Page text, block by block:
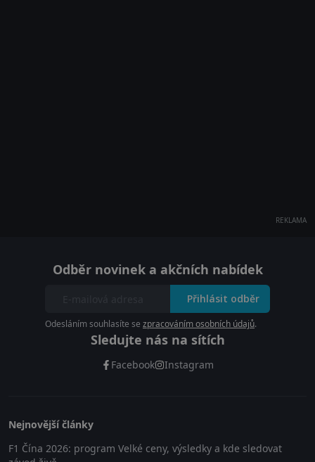
REKLAMA
Odběr novinek a akčních nabídek
Přihlásit odběr
Odesláním souhlasíte se zpracováním osobních údajů.
Sledujte nás na sítích
Facebook Instagram
Nejnovější články
F1 Čína 2026: program Velké ceny, výsledky a kde sledovat